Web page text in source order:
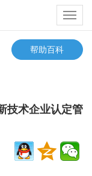
帮助百科
技术企业认定管